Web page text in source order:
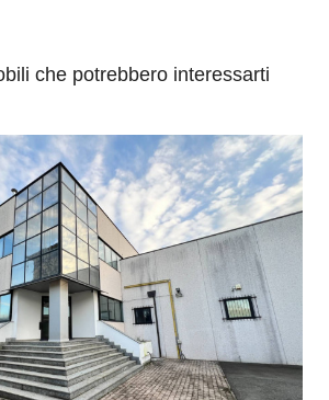
che potrebbero interessarti